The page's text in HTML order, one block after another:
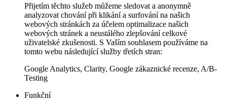
Přijetím těchto služeb můžeme sledovat a anonymně
analyzovat chování při klikání a surfování na našich
webových stránkách za účelem optimalizace našich
webových stránek a neustálého zlepšování celkové
uživatelské zkušenosti. S Vaším souhlasem používáme na
tomto webu následující služby třetích stran:
Google Analytics, Clarity, Google zákaznické recenze, A/B-
Testing
Funkční